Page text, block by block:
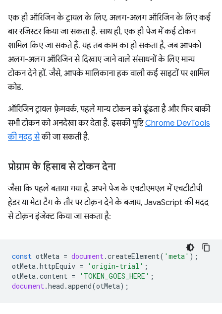
एक ही ऑरिजिन के ट्रायल के लिए, अलग-अलग ऑरिजिन के लिए कई
बार रजिस्टर किया जा सकता है. साथ ही, एक ही पेज में कई टोकन
शामिल किए जा सकते हैं. यह तब काम का हो सकता है, जब आपको
अलग-अलग ऑरिजिन से दिखाए जाने वाले संसाधनों के लिए मान्य
टोकन देने हों. जैसे, आपके मालिकाना हक वाली कई साइटों पर शामिल
कोड.
ऑरिजिन ट्रायल फ़्रेमवर्क, पहले मान्य टोकन को ढूंढता है और फिर बाकी
सभी टोकन को अनदेखा कर देता है. इसकी पुष्टिChrome DevTools
की मदद सेकी जा सकती है.
प्रोग्राम के हिसाब से टोकन देना
जैसा कि पहले बताया गया है, अपने पेज के एचटीएमएल में एचटीटीपी
हेडर या मेटा टैग के तौर पर टोक़न देने के बजाय, JavaScript की मदद
से टोक़न इंजेक्ट किया जा सकता है:
const otMeta = document.createElement( 'meta' );
otMeta.httpEquiv = 'origin-trial' ;
otMeta.content = 'TOKEN_GOES_HERE' ;
document.head .append(otMeta);